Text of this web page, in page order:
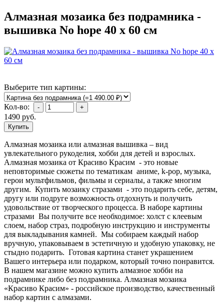
Алмазная мозаика без подрамника -
вышивка No hope 40 х 60 см
Выберите тип картины:
Кол-во:
1490 руб.
Алмазная мозаика или алмазная вышивка – вид
увлекательного рукоделия, хобби для детей и взрослых.
Алмазная мозаика от Красиво Красим - это новые
неповторимые сюжеты по тематикам аниме, k-pop, музыка,
герои мультфильмов, фильмы и сериалы, а также многим
другим. Купить мозаику стразами - это подарить себе, детям,
другу или подруге возможность отдохнуть и получить
удовольствие от творческого процесса. В наборе картины
стразами Вы получите все необходимое: холст с клеевым
слоем, набор страз, подробную инструкцию и инструменты
для выкладывания камней. Мы собираем каждый набор
вручную, упаковываем в эстетичную и удобную упаковку, не
стыдно подарить. Готовая картина станет украшением
Вашего интерьера или подарком, который точно понравится.
В нашем магазине можно купить алмазное хобби на
подрамнике либо без подрамника. Алмазная мозаика
«Красиво Красим» - российское производство, качественный
набор картин с алмазами.